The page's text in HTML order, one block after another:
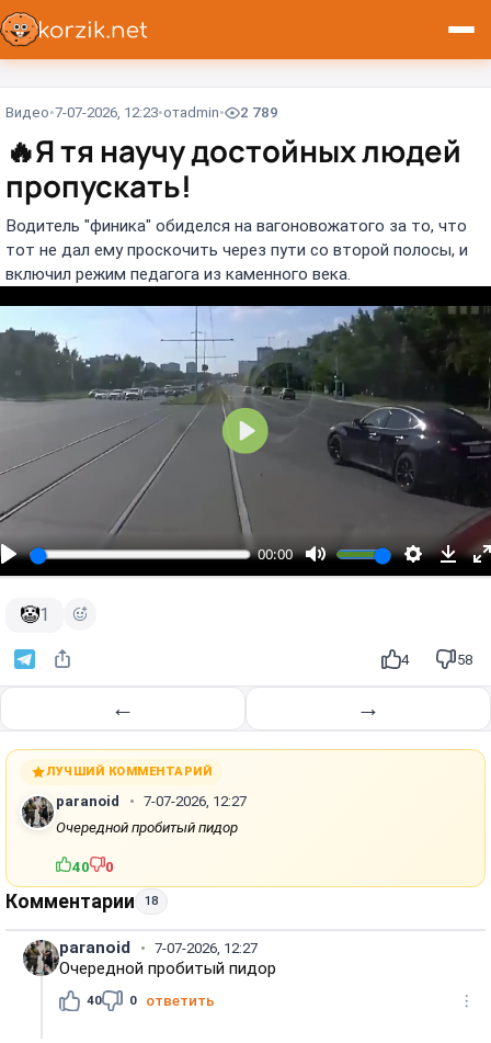
Видео 7-07-2026, 12:23 отadmin 2 789
🔥Я тя научу достойных людей
пропускать!
Водитель "финика" обиделся на вагоновожатого за то, что
тот не дал ему проскочить через пути со второй полосы, и
включил режим педагога из каменного века.
00:00
В
с
п
р
о
е
т
и
🤡1
4 58
← →
ЛУЧШИЙ КОММЕНТАРИЙ
paranoid
7-07-2026, 12:27
Очередной пробитый пидор
40 0
Комментарии 18
paranoid 7-07-2026, 12:27
Очередной пробитый пидор
40 0 ответить